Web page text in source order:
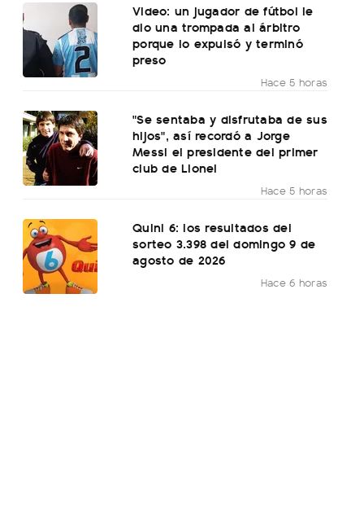
Video: un jugador de fútbol le
dio una trompada al árbitro
porque lo expulsó y terminó
preso
Hace 5 horas
"Se sentaba y disfrutaba de sus
hijos", así recordó a Jorge
Messi el presidente del primer
club de Lionel
Hace 5 horas
Quini 6: los resultados del
sorteo 3.398 del domingo 9 de
agosto de 2026
Hace 6 horas